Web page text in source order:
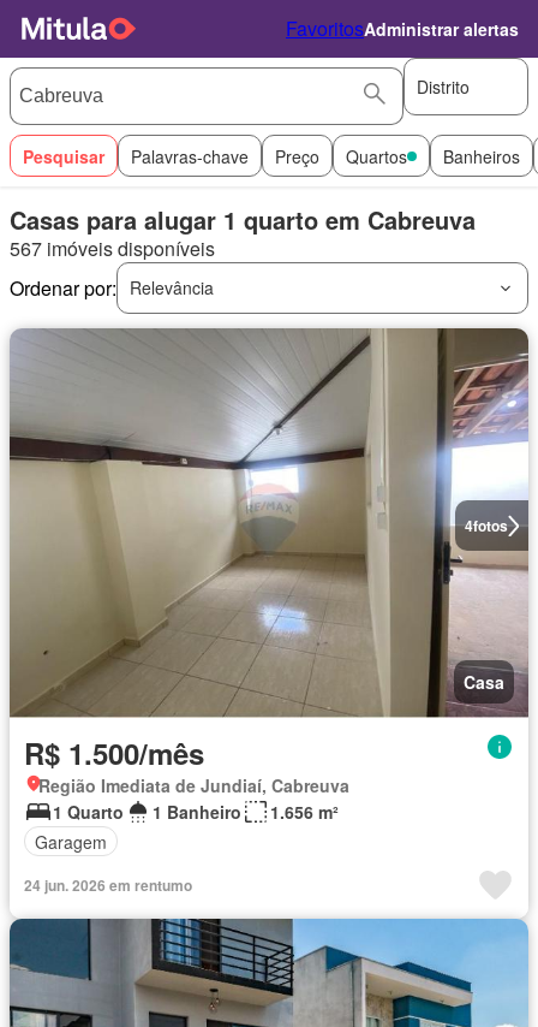
FavoritosAdministrar alertas
Distrito
Pesquisar Palavras-chave Preço Quartos Banheiros
Casas para alugar 1 quarto em Cabreuva
567 imóveis disponíveis
Ordenar por:
Relevância
4fotos
Casa
R$ 1.500/mês
Região Imediata de Jundiaí, Cabreuva
1 Quarto
1 Banheiro
1.656 m²
Garagem
24 jun. 2026 em rentumo